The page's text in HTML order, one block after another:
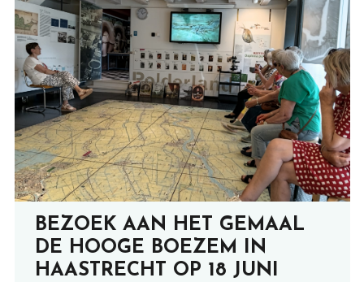
BEZOEK AAN HET GEMAAL
DE HOOGE BOEZEM IN
HAASTRECHT OP 18 JUNI